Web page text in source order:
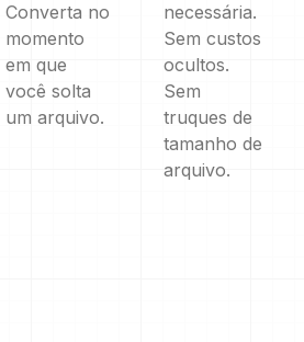
Converta no
momento
em que
você solta
um arquivo.
necessária.
Sem custos
ocultos.
Sem
truques de
tamanho de
arquivo.